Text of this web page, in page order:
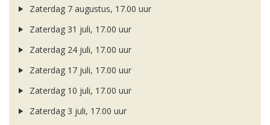
Zaterdag 7 augustus, 17.00 uur
Zaterdag 31 juli, 17.00 uur
Zaterdag 24 juli, 17.00 uur
Zaterdag 17 juli, 17.00 uur
Zaterdag 10 juli, 17.00 uur
Zaterdag 3 juli, 17.00 uur